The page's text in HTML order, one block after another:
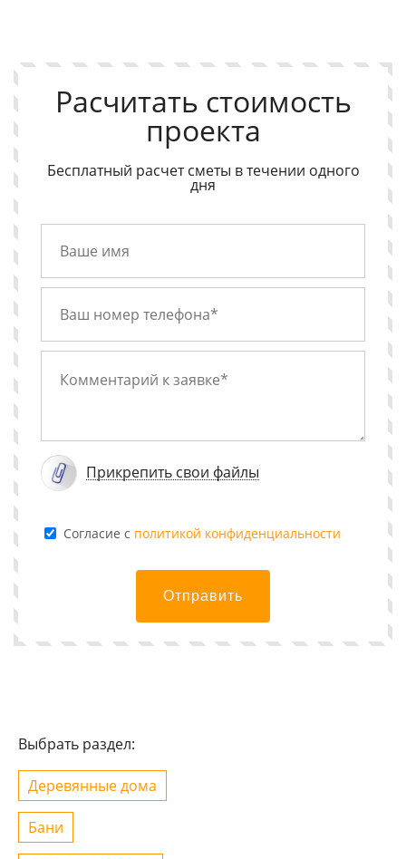
Расчитать стоимость
проекта
Бесплатный расчет сметы в течении одного
дня
Прикрепить свои файлы
Cогласие с политикой конфиденциальности
Отправить
Выбрать раздел:
Деревянные дома
Бани